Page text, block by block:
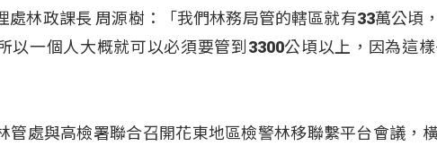
處林政課長 周源樹：「我們林務局管的轄區就有33萬公頃
以一個人大概就可以必須要管到3300公頃以上，因為這
管處與高檢署聯合召開花東地區檢警林移聯繫平台會議，